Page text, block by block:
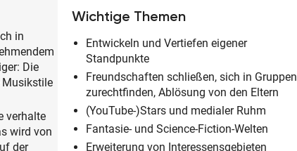
in
Die
Musikstile
verhalte
wird von
der
Wichtige Themen
Entwickeln und Vertiefen eigener
Standpunkte
Freundschaften schließen, sich in Gruppen
zurechtfinden, Ablösung von den Eltern
(YouTube-)Stars und medialer Ruhm
Fantasie- und Science-Fiction-Welten
Erweiterung von Interessensgebieten